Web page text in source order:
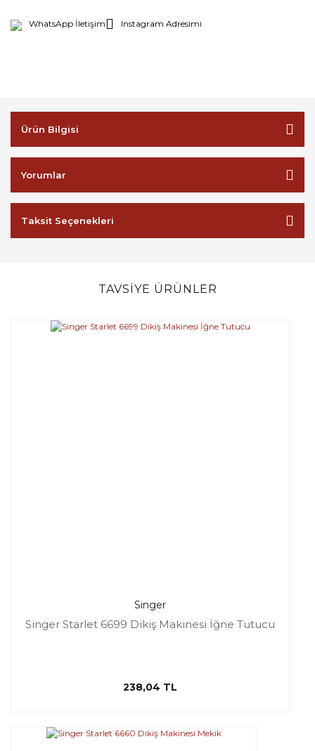
WhatsApp İletişim Instagram Adresimi
Ürün Bilgisi
Yorumlar
Taksit Seçenekleri
TAVSİYE ÜRÜNLER
Singer
Singer Starlet 6699 Dikiş Makinesi İğne Tutucu
238,04 TL